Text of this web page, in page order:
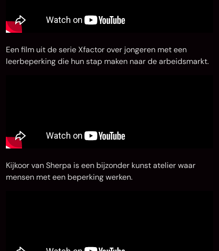
Een film uit de serie Xfactor over jongeren met een
leerbeperking die hun stap maken naar de arbeidsmarkt.
Kijkoor van Sherpa is een bijzonder kunst atelier waar
mensen met een beperking werken.